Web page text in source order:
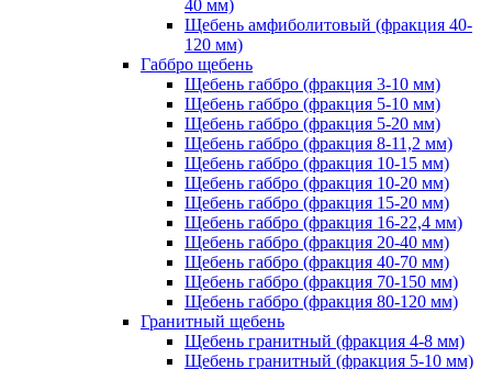
40 мм)
Щебень амфиболитовый (фракция 40-
120 мм)
Габбро щебень
Щебень габбро (фракция 3-10 мм)
Щебень габбро (фракция 5-10 мм)
Щебень габбро (фракция 5-20 мм)
Щебень габбро (фракция 8-11,2 мм)
Щебень габбро (фракция 10-15 мм)
Щебень габбро (фракция 10-20 мм)
Щебень габбро (фракция 15-20 мм)
Щебень габбро (фракция 16-22,4 мм)
Щебень габбро (фракция 20-40 мм)
Щебень габбро (фракция 40-70 мм)
Щебень габбро (фракция 70-150 мм)
Щебень габбро (фракция 80-120 мм)
Гранитный щебень
Щебень гранитный (фракция 4-8 мм)
Щебень гранитный (фракция 5-10 мм)